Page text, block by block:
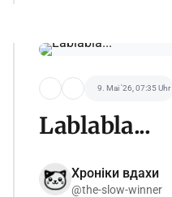
9. Mai '26, 07:35 Uhr
Lablabla...
Хроніки вдахи
@the-slow-winner